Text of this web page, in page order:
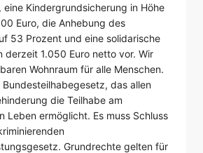
eine Kindergrundsicherung in Höhe
Euro, die Anhebung des
53 Prozent und eine solidarische
derzeit 1.050 Euro netto vor. Wir
Wohnraum für alle Menschen.
das allen
die Teilhabe am
Leben ermöglicht. Es muss Schluss
Grundrechte gelten für